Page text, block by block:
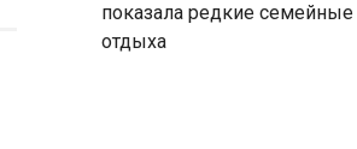
показала редкие
отдыха